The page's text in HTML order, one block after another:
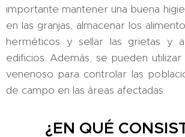
importante mantener una buena
en las granjas, almacenar los
herméticos y sellar las grietas y
edificios. Además, se pueden
venenoso para controlar las
de campo en las áreas afectadas.
¿EN QUÉ